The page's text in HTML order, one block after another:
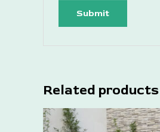
Related products